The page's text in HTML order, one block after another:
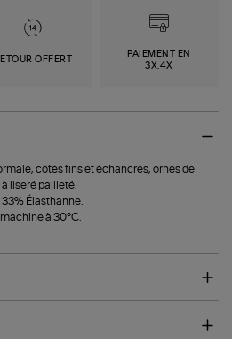
OFFERT
PAIEMENT EN
3X,4X
côtés fins et échancrés, ornés de
liseré pailleté.
Élasthanne.
machine à 30°C.